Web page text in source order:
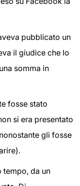
pubblicato un
il giudice che lo
somma in
fosse stato
si era presentato
gli fosse
da un